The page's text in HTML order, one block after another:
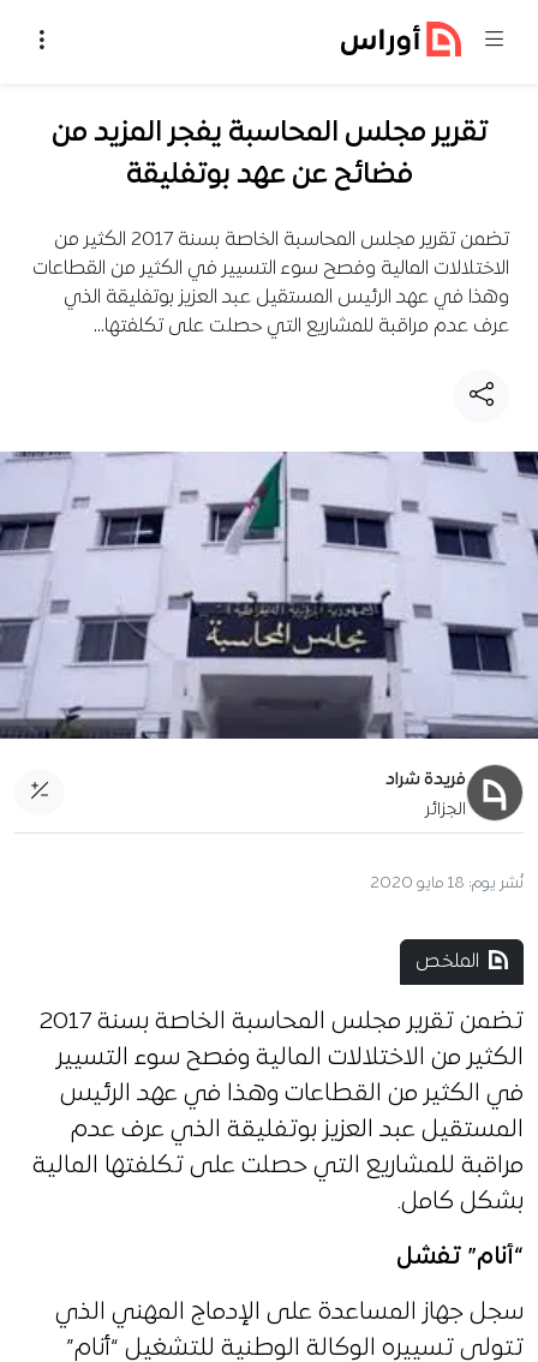
تقرير مجلس المحاسبة يفجر المزيد من
فضائح عن عهد بوتفليقة
تضمن تقرير مجلس المحاسبة الخاصة بسنة 2017 الكثير من
الاختلالات المالية وفصح سوء التسيير في الكثير من القطاعات
وهذا في عهد الرئيس المستقيل عبد العزيز بوتفليقة الذي
عرف عدم مراقبة للمشاريع التي حصلت على تكلفتها…
فريدة شراد
الجزائر
نُشر يوم: 18 مايو 2020
الملخص
تضمن تقرير مجلس المحاسبة الخاصة بسنة 2017
الكثير من الاختلالات المالية وفصح سوء التسيير
في الكثير من القطاعات وهذا في عهد الرئيس
المستقيل عبد العزيز بوتفليقة الذي عرف عدم
مراقبة للمشاريع التي حصلت على تكلفتها المالية
بشكل كامل.
“أنام” تفشل
سجل جهاز المساعدة على الإدماج المهني الذي
تتولى تسييره الوكالة الوطنية للتشغيل “أنام”